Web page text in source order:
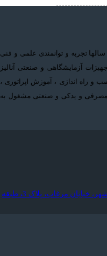
سالها تجربه و توانمندی علمی و فنی
آزمایشگاهی و صنعتی آنالیز
راه اندازی ، آموزش اپراتوری ،
مصرفی و یدکی و صنعتی مشغول به
تهران،خیابان سهروردی شمالی،خیابان خرمشهر، خیابان مرغاب، پلاک 3، طبقه